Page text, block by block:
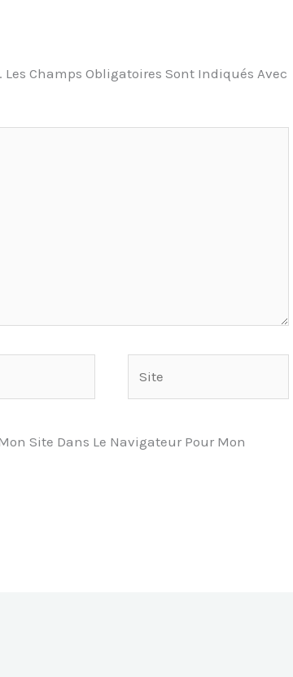
Les Champs Obligatoires Sont Indiqués Avec
Site Dans Le Navigateur Pour Mon